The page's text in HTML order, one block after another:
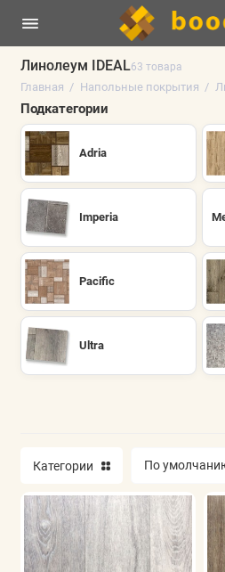
Линолеум IDEAL63 товара
Главная Напольные покрытия
Плинтус напольный
Ламинат
Виниловые полы
Паркетная доска
Ковролин
Искусственная трава
Аксессуары
Подкатегории
Adria
Imperia
Pacific
Ultra
Категории